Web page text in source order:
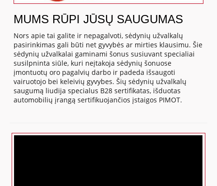
MUMS RŪPI JŪSŲ SAUGUMAS
Nors apie tai galite ir nepagalvoti, sėdynių užvalkalų
pasirinkimas gali būti net gyvybės ar mirties klausimu. Šie
sėdynių užvalkalai gaminami šonus susiuvant specialiai
susilpninta siūle, kuri neįtakoja sėdynių šonuose
įmontuotų oro pagalvių darbo ir padeda išsaugoti
vairuotojo bei keleivių gyvybes. Šių sėdynių užvalkalų
saugumą liudija specialus B28 sertifikatas, išduotas
automobilių įrangą sertifikuojančios įstaigos PIMOT.